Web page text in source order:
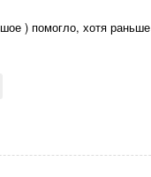
) помогло, хотя